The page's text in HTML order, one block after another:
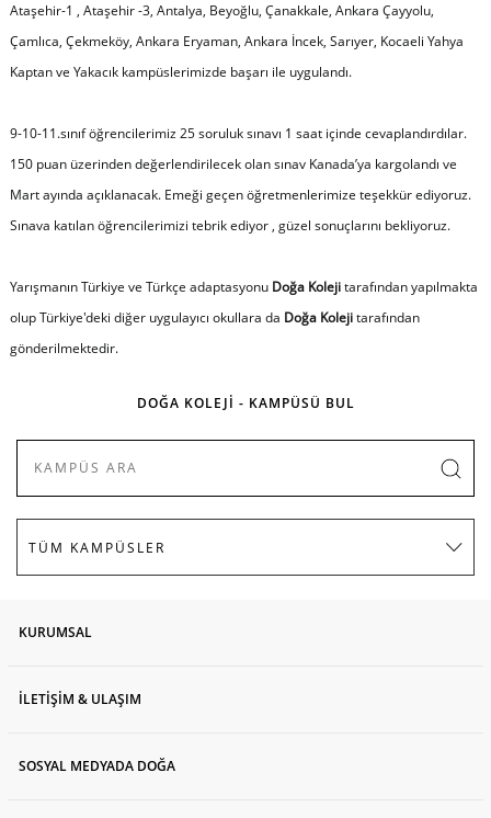
Ataşehir-1 , Ataşehir -3, Antalya, Beyoğlu, Çanakkale, Ankara Çayyolu,
Çamlıca, Çekmeköy, Ankara Eryaman, Ankara İncek, Sarıyer, Kocaeli Yahya
Kaptan ve Yakacık kampüslerimizde başarı ile uygulandı.
9-10-11.sınıf öğrencilerimiz 25 soruluk sınavı 1 saat içinde cevaplandırdılar.
150 puan üzerinden değerlendirilecek olan sınav Kanada’ya kargolandı ve
Mart ayında açıklanacak. Emeği geçen öğretmenlerimize teşekkür ediyoruz.
Sınava katılan öğrencilerimizi tebrik ediyor , güzel sonuçlarını bekliyoruz.
Yarışmanın Türkiye ve Türkçe adaptasyonuDoğa Kolejitarafından yapılmakta
olup Türkiye'deki diğer uygulayıcı okullara da Doğa Kolejitarafından
gönderilmektedir.
DOĞA KOLEJİ - KAMPÜSÜ BUL
KURUMSAL
İLETİŞİM & ULAŞIM
SOSYAL MEDYADA DOĞA